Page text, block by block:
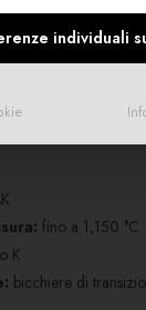
tipo K
fino a 1,150 °C
K
bicchiere di
individuali